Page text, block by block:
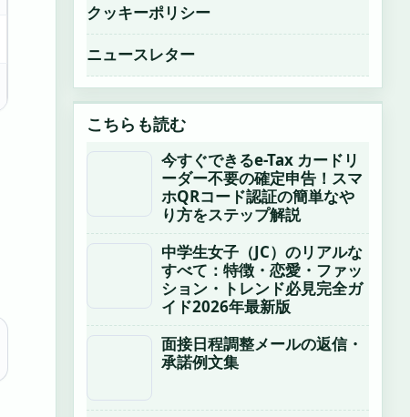
クッキーポリシー
ニュースレター
こちらも読む
今すぐできるe-Tax カードリ
ーダー不要の確定申告！スマ
ホQRコード認証の簡単なや
り方をステップ解説
中学生女子（JC）のリアルな
すべて：特徴・恋愛・ファッ
ション・トレンド必見完全ガ
イド2026年最新版
面接日程調整メールの返信・
承諾例文集